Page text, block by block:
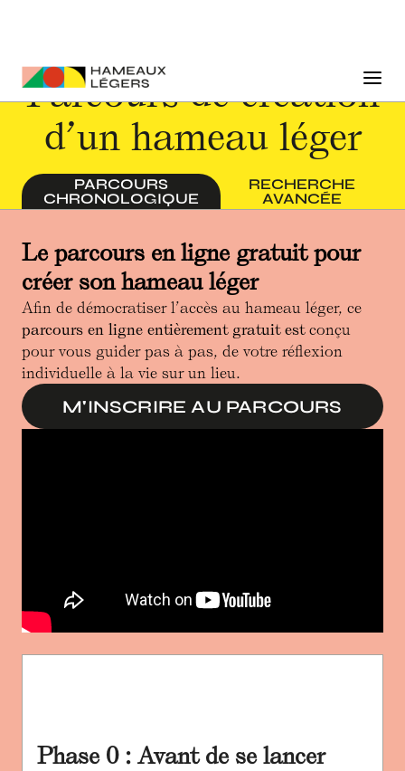
Parcours de création
d’un hameau léger
PARCOURS
CHRONOLOGIQUE
RECHERCHE
AVANCÉE
Le parcours en ligne gratuit pour
créer son hameau léger
Afin de démocratiser l’accès au hameau léger, ce
parcours en ligne entièrement gratuit estconçu
pour vous guider pas à pas, de votre réflexion
individuelle à la vie sur un lieu.
M'INSCRIRE AU PARCOURS
Phase 0 : Avant de se lancer